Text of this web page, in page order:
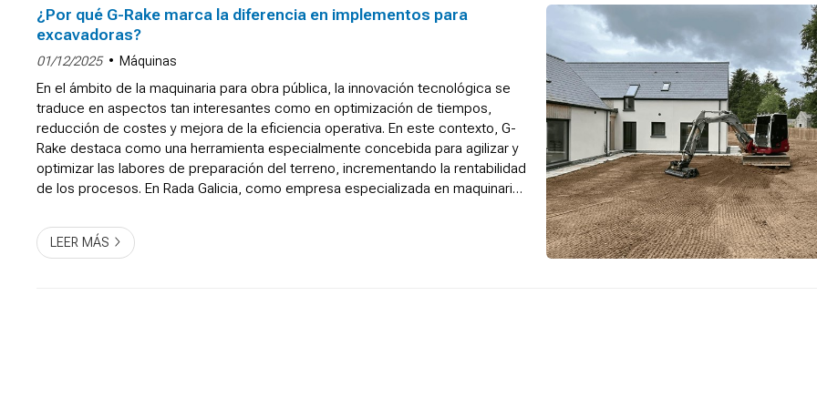
¿Por qué G-Rake marca la diferencia en implementos para
excavadoras?
01/12/2025 Máquinas
En el ámbito de la maquinaria para obra pública, la innovación tecnológica se
traduce en aspectos tan interesantes como en optimización de tiempos,
reducción de costes y mejora de la eficiencia operativa. En este contexto, G-
Rake destaca como una herramienta especialmente concebida para agilizar y
optimizar las labores de preparación del terreno, incrementando la rentabilidad
de los procesos. En Rada Galicia, como empresa especializada en maquinaria
LEER MÁS